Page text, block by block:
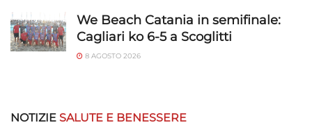
We Beach Catania in semifinale:
Cagliari ko 6-5 a Scoglitti
8 AGOSTO 2026
NOTIZIE SALUTE E BENESSERE